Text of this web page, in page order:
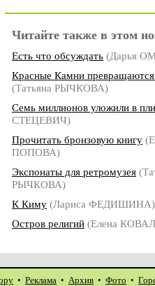
Читайте также в этом
Есть что обсуждать (Дарья
Красные Камни превращаются
(Татьяна РЫЧКОВА)
Семь миллионов уложили в
СТЕЦЕВИЧ)
Прочитать бронзовую книгу
ПОПОВА)
Экспонаты для ретромузея
РЫЧКОВА)
К Киму (Лариса ФЕДИШИНА)
Остров религий (Елена
• Реклама • Архив • Фото •